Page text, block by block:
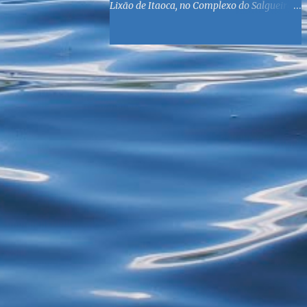
Lixão de Itaoca, no Complexo do Salgueiro,
catadores locais, como comida e material
higiênico, além de atendimento médico. O
Fórum Local espera contar com a
do município. Aos interessados em
Feliciano Sodré 82, Sala 104 – Centro, no
horário 9h às 17h, de segunda a sexta. Mais
informações também podem ser obtidas
pelo telefone (21) 3474-1004 e pelo e-mail
agenda21sg@r7.com . O Lixão do Salgueiro
foi fechado em fevereiro por determinação
do Governo Federal, que está instituindo o
fim de lixões no Brasil até 2014. Os
habitantes da região que viviam do lixo há
mais de 40 anos - selecionando roupas e